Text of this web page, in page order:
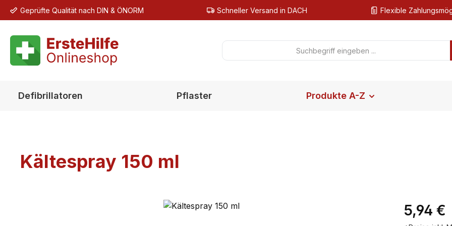
Hauptinhalt springen
Zur Suche springen
Zur Hauptnavigation springen
Geprüfte Qualität nach DIN & ÖNORM Schneller Versand in DACH Flexible
Defibrillatoren Pflaster Produkte A-Z
Kältespray 150 ml
Regulärer
5,94 €